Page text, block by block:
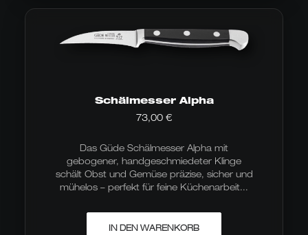
Die
können
auf
Schälmesser Alpha
73,00 €
Das Güde Schälmesser Alpha mit
gebogener, handgeschmiedeter Klinge
schält Obst und Gemüse präzise, sicher und
mühelos – perfekt für feine Küchenarbeit...
IN DEN WARENKORB